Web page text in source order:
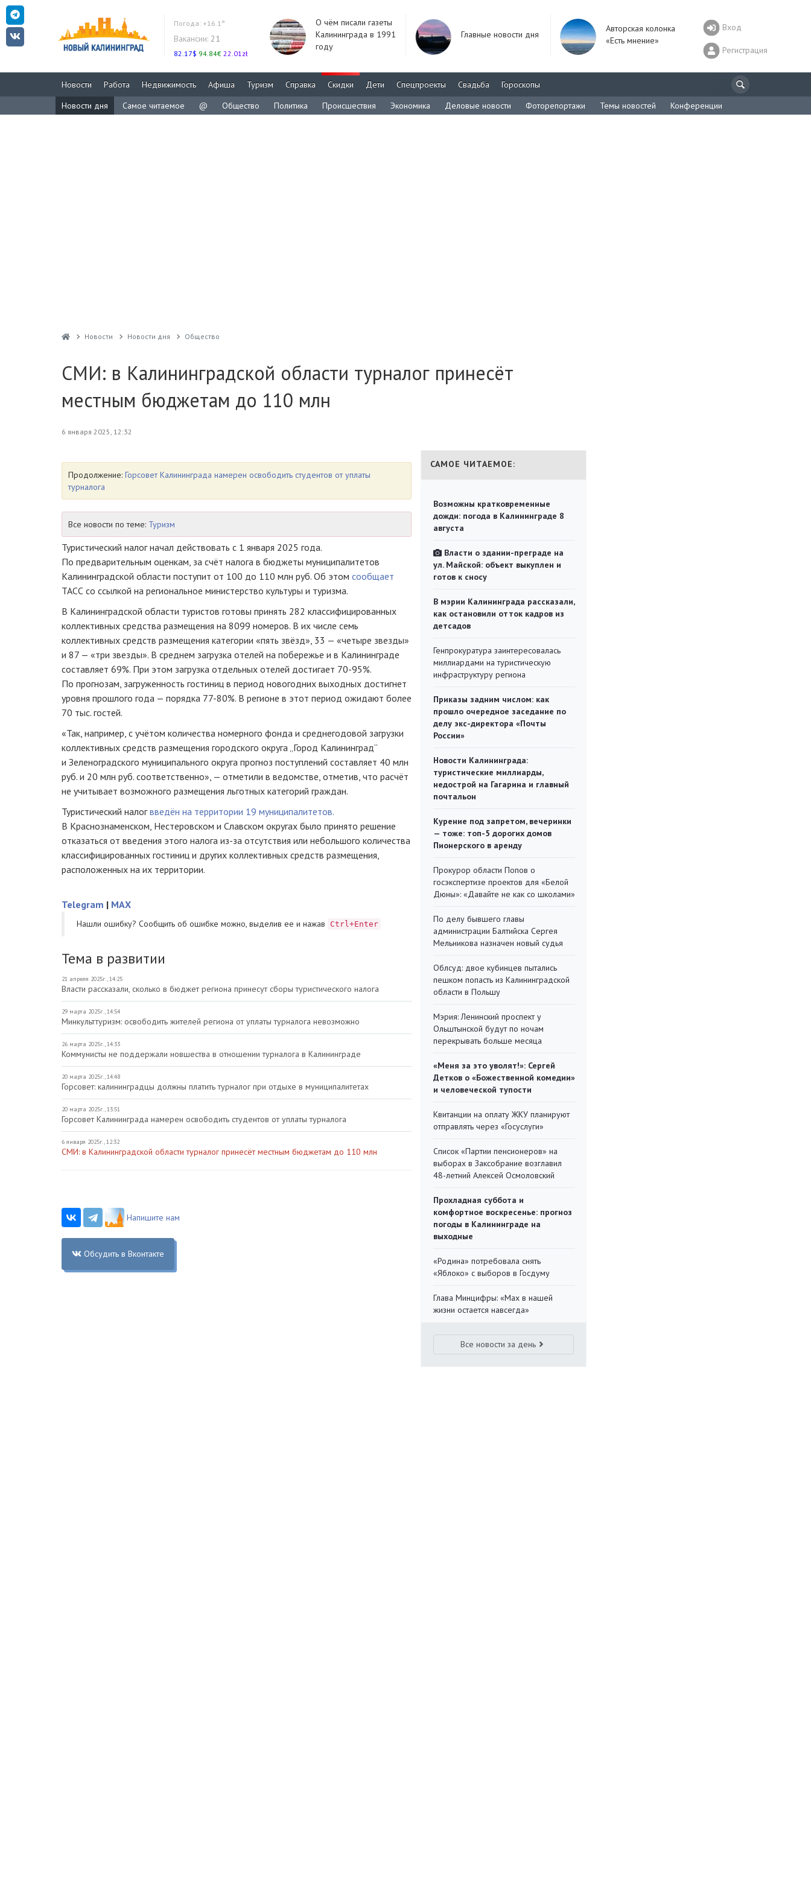
Погода: +16.1°
Вакансии: 21
82.17$ 94.84€ 22.01zł
О чём писали газеты
Калининграда в 1991
году
Главные новости дня
Авторская колонка
«Есть мнение»
Вход
Регистрация
Новости Работа Недвижимость Афиша Туризм Справка Скидки Дети Спецпроекты Свадьба
Гороскопы
Новости дня
Самое читаемое @ Общество Политика Происшествия Экономика Деловые новости Фоторепортажи Темы новостей Конференции
Новости Новости дня Общество
СМИ: в Калининградской области турналог принесёт
местным бюджетам до 110 млн
6 января 2025, 12:32
Продолжение: Горсовет Калининграда намерен освободить студентов от уплаты
турналога
Все новости по теме: Туризм
Туристический налог начал действовать с 1 января 2025 года.
По предварительным оценкам, за счёт налога в бюджеты муниципалитетов
Калининградской области поступит от 100 до 110 млн руб. Об этом сообщает
ТАСС со ссылкой на региональное министерство культуры и туризма.
В Калининградской области туристов готовы принять 282 классифицированных
коллективных средства размещения на 8099 номеров. В их числе семь
коллективных средств размещения категории «пять звёзд», 33 — «четыре звезды»
и 87 — «три звезды». В среднем загрузка отелей на побережье и в Калининграде
составляет 69%. При этом загрузка отдельных отелей достигает 70-95%.
По прогнозам, загруженность гостиниц в период новогодних выходных достигнет
уровня прошлого года — порядка 77-80%. В регионе в этот период ожидают более
70 тыс. гостей.
«Так, например, с учётом количества номерного фонда и среднегодовой загрузки
коллективных средств размещения городского округа „Город Калининград“
и Зеленоградского муниципального округа прогноз поступлений составляет 40 млн
руб. и 20 млн руб. соответственно», — отметили в ведомстве, отметив, что расчёт
не учитывает возможного размещения льготных категорий граждан.
Туристический налогвведён на территории 19 муниципалитетов.
В Краснознаменском, Нестеровском и Славском округах было принято решение
отказаться от введения этого налога из-за отсутствия или небольшого количества
классифицированных гостиниц и других коллективных средств размещения,
расположенных на их территории.
Telegram | MAX
Нашли ошибку? Cообщить об ошибке можно, выделив ее и нажав Ctrl+Enter
Тема в развитии
21 апреля 2025г., 14:25
Власти рассказали, сколько в бюджет региона принесут сборы туристического налога
29 марта 2025г., 14:54
Минкульттуризм: освободить жителей региона от уплаты турналога невозможно
26 марта 2025г., 14:33
Коммунисты не поддержали новшества в отношении турналога в Калининграде
20 марта 2025г., 14:48
Горсовет: калининградцы должны платить турналог при отдыхе в муниципалитетах
20 марта 2025г., 13:51
Горсовет Калининграда намерен освободить студентов от уплаты турналога
6 января 2025г., 12:32
СМИ: в Калининградской области турналог принесёт местным бюджетам до 110 млн
Напишите нам
Обсудить в Вконтакте
САМОЕ ЧИТАЕМОЕ:
Возможны кратковременные
дожди: погода в Калининграде 8
августа
Власти о здании-преграде на
ул. Майской: объект выкуплен и
готов к сносу
В мэрии Калининграда рассказали,
как остановили отток кадров из
детсадов
Генпрокуратура заинтересовалась
миллиардами на туристическую
инфраструктуру региона
Приказы задним числом: как
прошло очередное заседание по
делу экс-директора «Почты
России»
Новости Калининграда:
туристические миллиарды,
недострой на Гагарина и главный
почтальон
Курение под запретом, вечеринки
— тоже: топ-5 дорогих домов
Пионерского в аренду
Прокурор области Попов о
госэкспертизе проектов для «Белой
Дюны»: «Давайте не как со школами»
По делу бывшего главы
администрации Балтийска Сергея
Мельникова назначен новый судья
Облсуд: двое кубинцев пытались
пешком попасть из Калининградской
области в Польшу
Мэрия: Ленинский проспект у
Ольштынской будут по ночам
перекрывать больше месяца
«Меня за это уволят!»: Сергей
Детков о «Божественной комедии»
и человеческой тупости
Квитанции на оплату ЖКУ планируют
отправлять через «Госуслуги»
Список «Партии пенсионеров» на
выборах в Заксобрание возглавил
48-летний Алексей Осмоловский
Прохладная суббота и
комфортное воскресенье: прогноз
погоды в Калининграде на
выходные
«Родина» потребовала снять
«Яблоко» с выборов в Госдуму
Глава Минцифры: «Мах в нашей
жизни остается навсегда»
Все новости за день